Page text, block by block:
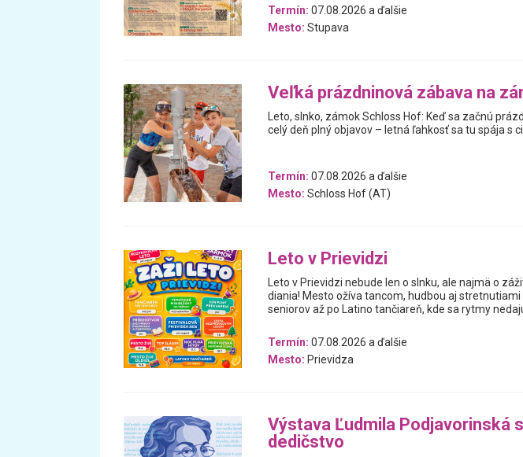
Termín: 07.08.2026 a ďalšie
Mesto: Stupava
Veľká prázdninová zábava na
Leto, slnko, zámok Schloss Hof: Keď sa začnú
celý deň plný objavov – letná ľahkosť sa tu spája s
Termín: 07.08.2026 a ďalšie
Mesto: Schloss Hof (AT)
Leto v Prievidzi
Leto v Prievidzi nebude len o slnku, ale najmä o
diania! Mesto ožíva tancom, hudbou aj
seniorov až po Latino tančiareň, kde sa rytmy
Termín: 07.08.2026 a ďalšie
Mesto: Prievidza
Výstava Ľudmila Podjavorinská
dedičstvo